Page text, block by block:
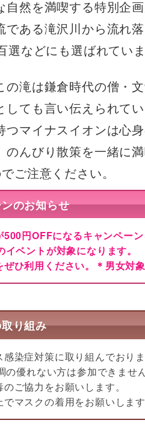
然を満喫する特別企画
ある滝沢川から流れ落
などにも選ばれていま
滝は鎌倉時代の僧・文
ても言い伝えられてい
マイナスイオンは心身
んびり散策を一緒に
ご注意ください。
のお知らせ
円OFFになるキャンペーン
ベントが対象になります。
ひ利用ください。＊男女対
り組み
染症対策に取り組んでおりま
優れない方は参加できません
ご協力をお願いします。
マスクの着用をお願いします